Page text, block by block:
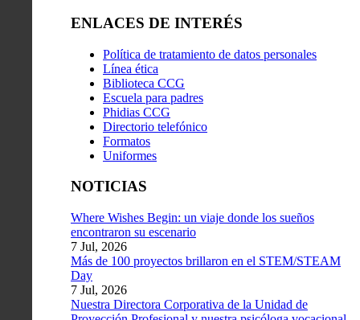
ENLACES DE INTERÉS
Política de tratamiento de datos personales
Línea ética
Biblioteca CCG
Escuela para padres
Phidias CCG
Directorio telefónico
Formatos
Uniformes
NOTICIAS
Where Wishes Begin: un viaje donde los sueños
encontraron su escenario
7 Jul, 2026
Más de 100 proyectos brillaron en el STEM/STEAM
Day
7 Jul, 2026
Nuestra Directora Corporativa de la Unidad de